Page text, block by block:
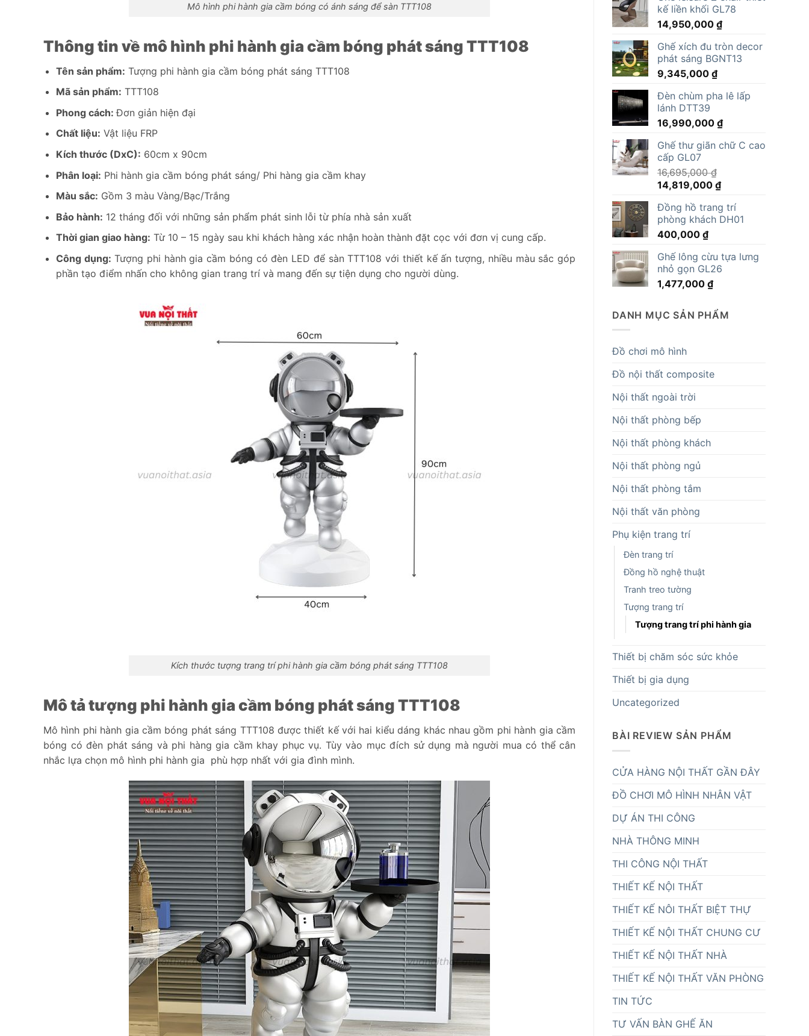
kế liền khối GL78
14,950,000 ₫
Ghế xích đu tròn decor
phát sáng BGNT13
9,345,000 ₫
Đèn chùm pha lê lấp
lánh DTT39
16,990,000 ₫
Ghế thư giãn chữ C cao
cấp GL07
16,695,000₫
Giá
là:
16,695,000 ₫.
14,819,000 ₫Giá
tại
là:
Đồng hồ trang trí
phòng khách DH01
400,000 ₫
Ghế lông cừu tựa lưng
nhỏ gọn GL26
1,477,000 ₫
DANH MỤC SẢN PHẨM
Đồ chơi mô hình
Đồ nội thất composite
Nội thất ngoài trời
Nội thất phòng bếp
Nội thất phòng khách
Nội thất phòng ngủ
Nội thất phòng tắm
Nội thất văn phòng
Phụ kiện trang trí
Đèn trang trí
Đồng hồ nghệ thuật
Tranh treo tường
Tượng trang trí
Tượng trang trí phi hành gia
Thiết bị chăm sóc sức khỏe
Thiết bị gia dụng
Uncategorized
BÀI REVIEW SẢN PHẨM
CỬA HÀNG NỘI THẤT GẦN ĐÂY
ĐỒ CHƠI MÔ HÌNH NHÂN VẬT
DỰ ÁN THI CÔNG
NHÀ THÔNG MINH
THI CÔNG NỘI THẤT
THIẾT KẾ NỘI THẤT
THIẾT KẾ NÔI THẤT BIỆT THỰ
THIẾT KẾ NỘI THẤT CHUNG CƯ
THIẾT KẾ NỘI THẤT NHÀ
THIẾT KẾ NỘI THẤT VĂN PHÒNG
TIN TỨC
TƯ VẤN BÀN GHẾ ĂN
Mô hình phi hành gia cầm bóng có ánh sáng để sàn TTT108
Thông tin về mô hình phi hành gia cầm bóng phát sáng TTT108
Tên sản phẩm: Tượng phi hành gia cầm bóng phát sáng TTT108
Mã sản phẩm: TTT108
Phong cách:Đơn giản hiện đại
Chất liệu: Vật liệu FRP
Kích thước (DxC): 60cm x 90cm
Phân loại: Phi hành gia cầm bóng phát sáng/ Phi hàng gia cầm khay
Màu sắc: Gồm 3 màu Vàng/Bạc/Trắng
Bảo hành: 12 tháng đối với những sản phẩm phát sinh lỗi từ phía nhà sản xuất
Thời gian giao hàng: Từ 10 – 15 ngày sau khi khách hàng xác nhận hoàn thành đặt cọc với đơn vị cung cấp.
Công dụng: Tượng phi hành gia cầm bóng có đèn LED để sàn TTT108 với thiết kế ấn tượng, nhiều màu sắc góp
phần tạo điểm nhấn cho không gian trang trí và mang đến sự tiện dụng cho người dùng.
Kích thước tượng trang trí phi hành gia cầm bóng phát sáng TTT108
Mô tả tượng phi hành gia cầm bóng phát sáng TTT108
Mô hình phi hành gia cầm bóng phát sáng TTT108 được thiết kế với hai kiểu dáng khác nhau gồm phi hành gia cầm
bóng có đèn phát sáng và phi hàng gia cầm khay phục vụ. Tùy vào mục đích sử dụng mà người mua có thể cân
nhắc lựa chọn mô hình phi hành gia phù hợp nhất với gia đình mình.